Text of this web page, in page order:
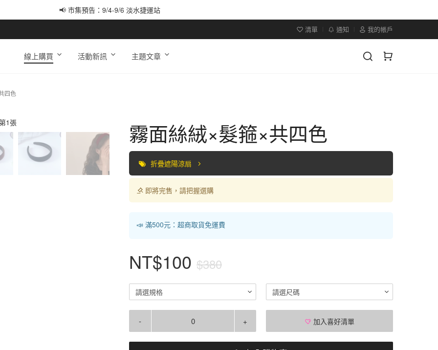
📢 市集預告：9/4-9/6 淡水捷運站
清單 通知 我的帳戶
線上購買 活動新訊 主題文章
四色
霧面絲絨×髮箍×共四色
折疊遮陽涼扇
即將完售，請把握選購
📣 滿500元：超商取貨免運費
NT$100 $380
請選規格 請選尺碼
- + 加入喜好清單